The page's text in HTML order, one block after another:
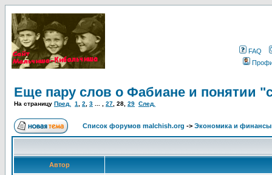
FAQ
Еще пару слов о Фабиане и понятии
На страницу Пред. 1 2 3 27 28 29 След.
Список форумов malchish.org -> Экономика и финансы
Автор